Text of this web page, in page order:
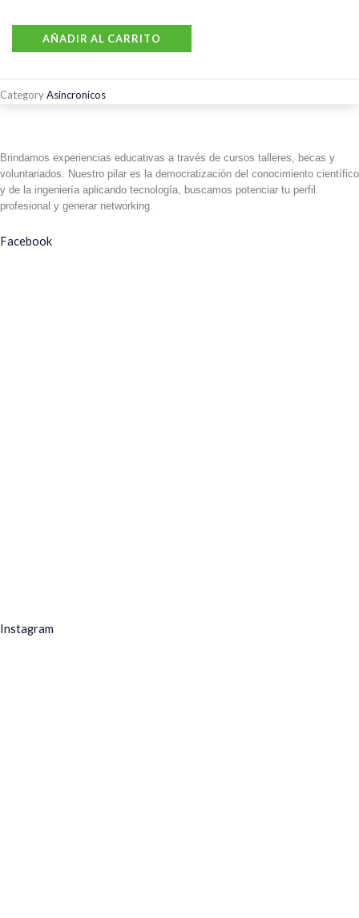
AÑADIR AL CARRITO
CategoryAsincronicos
Brindamos experiencias educativas a través de cursos talleres, becas y
voluntariados. Nuestro pilar es la democratización del conocimiento científico
y de la ingeniería aplicando tecnología, buscamos potenciar tu perfil
profesional y generar networking.
Facebook
Instagram